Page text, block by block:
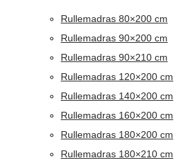
Rullemadras 80×200 cm
Rullemadras 90×200 cm
Rullemadras 90×210 cm
Rullemadras 120×200 cm
Rullemadras 140×200 cm
Rullemadras 160×200 cm
Rullemadras 180×200 cm
Rullemadras 180×210 cm